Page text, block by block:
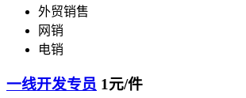
外贸销售
网销
电销
一线开发专员 1元/件